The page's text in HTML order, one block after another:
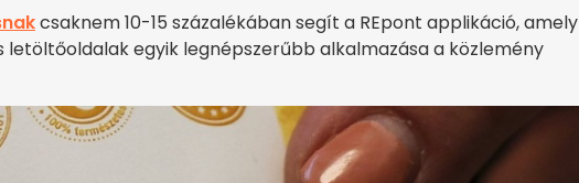
csaknem 10-15 százalékában segít a REpont applikáció, amely
egyik legnépszerűbb alkalmazása a közlemény